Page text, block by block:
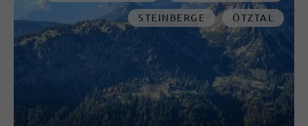
STEINBERGE
ÖTZTAL